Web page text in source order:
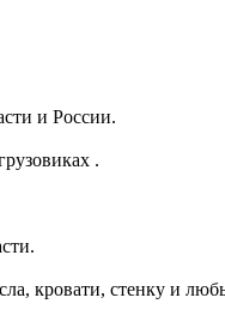
и России.
.
кровати, стенку и